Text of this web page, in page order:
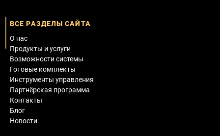
ВСЕ РАЗДЕЛЫ САЙТА
О нас
Продукты и услуги
Возможности системы
Готовые комплекты
Инструменты управления
Партнёрская программа
Контакты
Блог
Новости